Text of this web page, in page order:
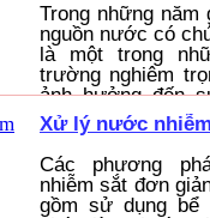
Trong những năm
nguồn nước có
là một trong
trường nghiêm
ảnh hưởng đến
vững của nhiều
gây tác hại trực
cộng đồng.
Xử lý nước
Các phương
nhiễm sắt đơn
gồm sử dụng bể